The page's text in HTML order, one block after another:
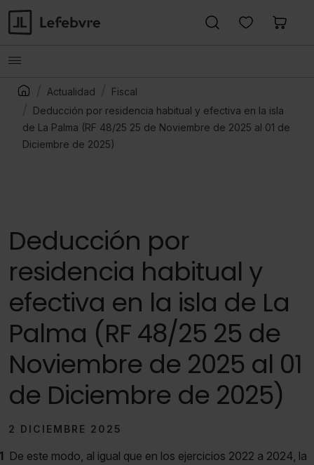
Actualidad
Fiscal
Deducción por residencia habitual y efectiva en la isla
de La Palma (RF 48/25 25 de Noviembre de 2025 al 01 de
Diciembre de 2025)
Deducción por
residencia habitual y
efectiva en la isla de La
Palma (RF 48/25 25 de
Noviembre de 2025 al 01
de Diciembre de 2025)
2 DICIEMBRE 2025
1 De este modo, al igual que en los ejercicios 2022 a 2024, la